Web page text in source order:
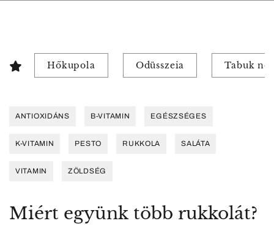
Hőkupola Odüsszeia Tabuk
ANTIOXIDÁNS B-VITAMIN EGÉSZSÉGES
K-VITAMIN PESTO RUKKOLA SALÁTA
VITAMIN ZÖLDSÉG
Miért együnk több rukkolát?